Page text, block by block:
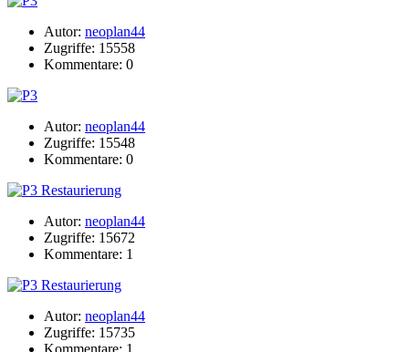
Autor: neoplan44
Zugriffe: 15558
Kommentare: 0
Autor: neoplan44
Zugriffe: 15548
Kommentare: 0
Autor: neoplan44
Zugriffe: 15672
Kommentare: 1
Autor: neoplan44
Zugriffe: 15735
Kommentare: 1